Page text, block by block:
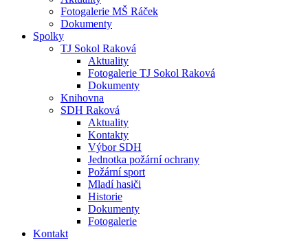
Fotogalerie MŠ Ráček
Dokumenty
Spolky
TJ Sokol Raková
Aktuality
Fotogalerie TJ Sokol Raková
Dokumenty
Knihovna
SDH Raková
Aktuality
Kontakty
Výbor SDH
Jednotka požární ochrany
Požární sport
Mladí hasiči
Historie
Dokumenty
Fotogalerie
Kontakt